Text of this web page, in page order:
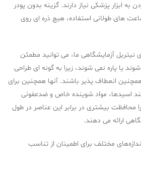
ابزار پزشکی نیاز دارند. گزینه بدون پودر
های طولانی استفاده، هیچ ذره ای روی
آزمایشگاهی ما، می توانید مطمئن
یا پاره نمی شوند، زیرا به گونه ای طراحی
انعطاف پذیر باشند. آنها همچنین برای
اسیدها، مواد شوینده خاص و ضدعفونی
محافظت بیشتری در برابر این عناصر در طول
ارائه می دهند.
مختلف برای اطمینان از تناسب